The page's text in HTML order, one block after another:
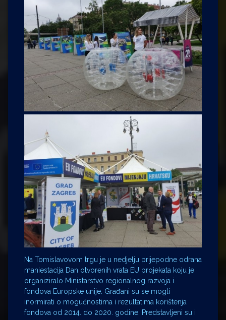
Na Tomislavovom trgu je u nedjelju prijepodne odrana
maniestacija Dan otvorenih vrata EU projekata koju je
organiziralo Ministarstvo regionalnog razvoja i
fondova Europske unije. Građani su se mogli
inormirati o mogućnostima i rezultatima korištenja
fondova od 2014. do 2020. godine. Predstavljeni su i